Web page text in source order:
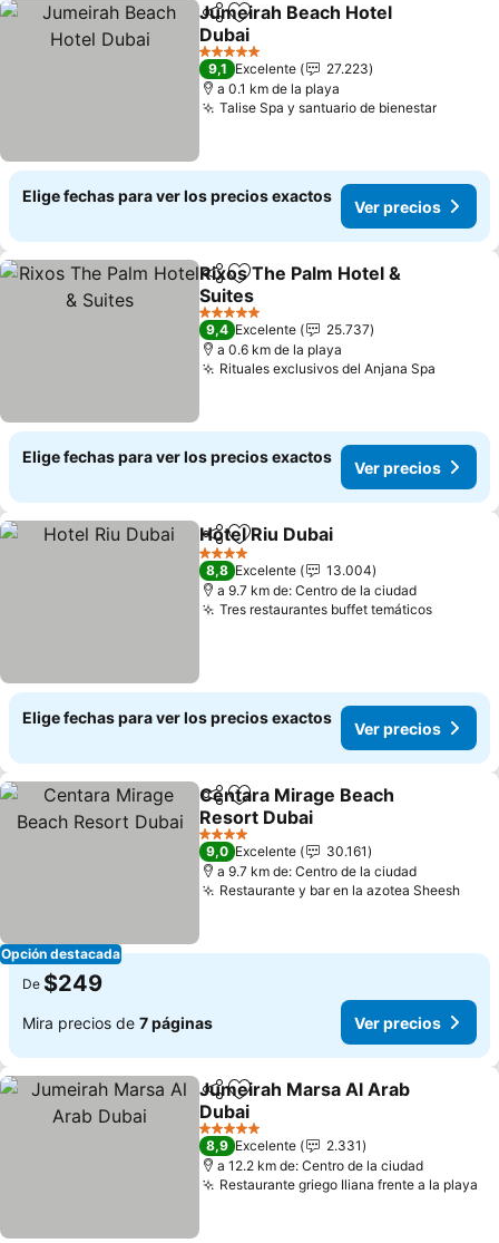
CompartirAgregar a favoritos
Jumeirah Beach Hotel
Dubai
5 Estrellas
9,1 Excelente
27.223
a 0.1 km de la playa
Talise Spa y santuario de bienestar
Elige fechas para ver los precios exactos
Ver precios
CompartirAgregar a favoritos
Rixos The Palm Hotel &
Suites
5 Estrellas
9,4 Excelente
25.737
a 0.6 km de la playa
Rituales exclusivos del Anjana Spa
Elige fechas para ver los precios exactos
Ver precios
CompartirAgregar a favoritos
Hotel Riu Dubai
4 Estrellas
8,8 Excelente
13.004
a 9.7 km de: Centro de la ciudad
Tres restaurantes buffet temáticos
Elige fechas para ver los precios exactos
Ver precios
Opción destacada
CompartirAgregar a favoritos
Centara Mirage Beach
Resort Dubai
4 Estrellas
9,0 Excelente
30.161
a 9.7 km de: Centro de la ciudad
Restaurante y bar en la azotea Sheesh
De $249
Mira precios de 7 páginas Ver precios
CompartirAgregar a favoritos
Jumeirah Marsa Al Arab
Dubai
5 Estrellas
8,9 Excelente
2.331
a 12.2 km de: Centro de la ciudad
Restaurante griego Iliana frente a la playa